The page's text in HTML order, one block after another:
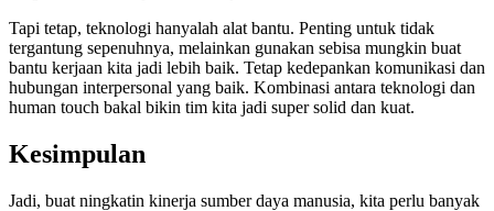
Tapi tetap, teknologi hanyalah alat bantu. Penting untuk tidak
tergantung sepenuhnya, melainkan gunakan sebisa mungkin buat
bantu kerjaan kita jadi lebih baik. Tetap kedepankan komunikasi dan
hubungan interpersonal yang baik. Kombinasi antara teknologi dan
human touch bakal bikin tim kita jadi super solid dan kuat.
Kesimpulan
Jadi, buat ningkatin kinerja sumber daya manusia, kita perlu banyak